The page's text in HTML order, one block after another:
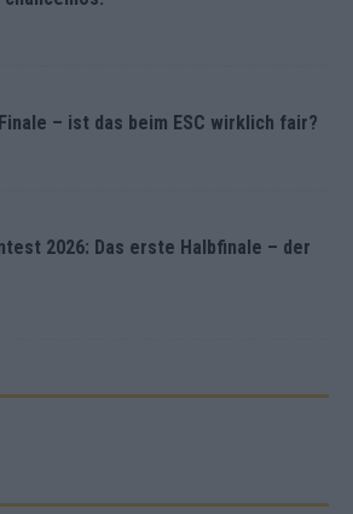
– ist das beim ESC wirklich fair?
2026: Das erste Halbfinale – der